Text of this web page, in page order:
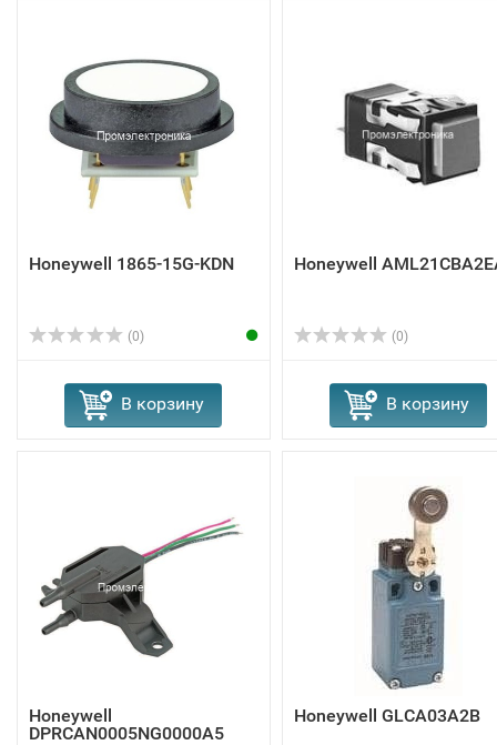
Honeywell 1865-15G-KDN
(0)
В корзину
Honeywell
(0)
В корзину
Honeywell
DPRCAN0005NG0000A5
Honeywell GLCA03A2B